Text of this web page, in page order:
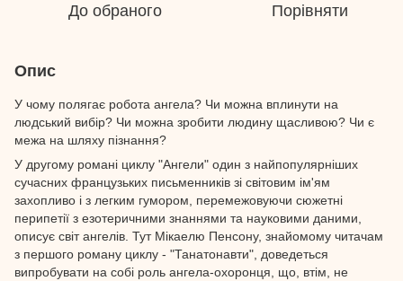
До обраного Порівняти
Опис
У чому полягає робота ангела? Чи можна вплинути на
людський вибір? Чи можна зробити людину щасливою? Чи є
межа на шляху пізнання?
У другому романі циклу "Ангели" один з найпопулярніших
сучасних французьких письменників зі світовим ім'ям
захопливо і з легким гумором, перемежовуючи сюжетні
перипетії з езотеричними знаннями та науковими даними,
описує світ ангелів. Тут Мікаелю Пенсону, знайомому читачам
з першого роману циклу - "Танатонавти", доведеться
випробувати на собі роль ангела-охоронця, що, втім, не